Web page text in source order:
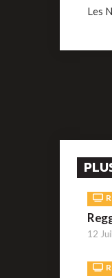
Les
12